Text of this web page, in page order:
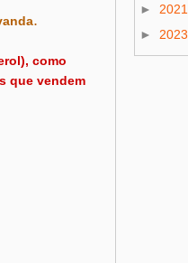
.
como
que vendem
► 2021
► 2023